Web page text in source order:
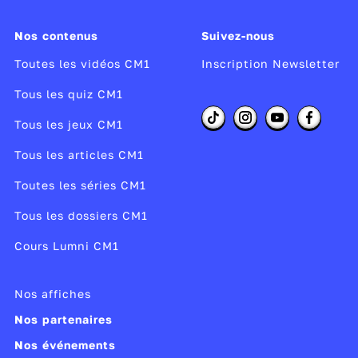
Dites-moi ; n’y suis-je point encore ? - Nenni. –
Vous n’en approchez point. » La chétive
pécore S’enfla si bien qu’elle creva.
QUIZ
Une fable est une poésie.
VRAI ou FAUX
La grenouille, par jalousie, veut être aussi
VRAI ou FAUX
VRAI ou FAUX
Nos contenus
Toutes les vidéos CM1
Tous les quiz CM1
Tous les jeux CM1
Tous les articles CM1
Toutes les séries CM1
Tous les dossiers CM1
Cours Lumni CM1
Suivez-nous
Inscription Newsletter
Nos affiches
Nos partenaires
Nos événements